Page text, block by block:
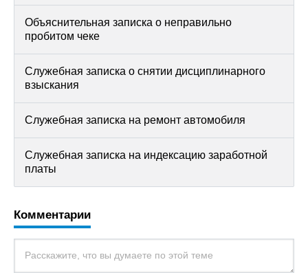
Объяснительная записка о неправильно
пробитом чеке
Служебная записка о снятии дисциплинарного
взыскания
Служебная записка на ремонт автомобиля
Служебная записка на индексацию заработной
платы
Комментарии